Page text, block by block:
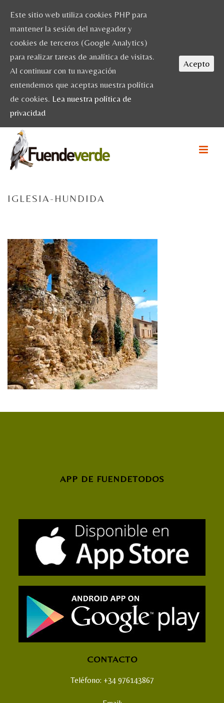
IGLESIA-HUNDIDA
APP DE FUENDETODOS
CONTACTO
Teléfono: +34 976143867
Este sitio web utiliza cookies PHP para
mantener la sesión del navegador y
cookies de terceros (Google Analytics)
para realizar tareas de analítica de visitas.
Al continuar con tu navegación
entendemos que aceptas nuestra política
de cookies. Lea nuestra política de
privacidad
Acepto